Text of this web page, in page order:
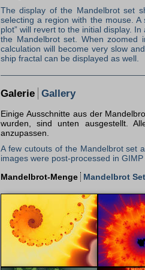
The display of the Mandelbrot set
selecting a region with the mouse.
plot” will revert to the initial display.
the Mandelbrot set. When
calculation will become very slow
ship fractal can be displayed as well.
Galerie Gallery
Einige Ausschnitte aus der
wurden, sind unten ausgestellt.
anzupassen.
A few cutouts of the Mandelbrot set
images were post-processed in
Mandelbrot-Menge
Mandelbrot Set